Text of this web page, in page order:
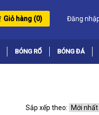
Giỏ hàng (0) Đăng
BÓNG RỔ BÓNG ĐÁ
Sắp xếp theo: